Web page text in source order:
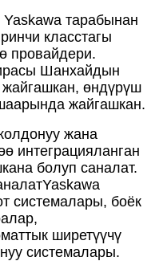
тарабынан
класстагы
провайдери.
Шанхайдын
өндүрүш
жайгашкан.
жана
интеграцияланган
болуп саналат.
Yaskawa
системалары, боёк
ширетүүчү
системалары.